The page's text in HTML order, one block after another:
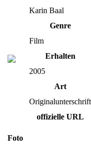
Karin Baal
Genre
Film
Erhalten
2005
Art
Originalunterschrift
offizielle URL
Foto